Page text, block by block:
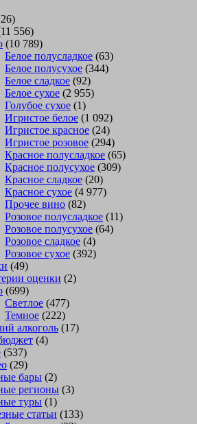
556)
(10 789)
Белое полусладкое (63)
Белое полусухое (344)
Белое сладкое (92)
Белое сухое (2 955)
Голубое сухое (1)
Игристое белое (1 092)
Игристое красное (24)
Игристое розовое (294)
Красное полусладкое (65)
Красное полусухое (309)
Красное сладкое (20)
Красное сухое (4 977)
Прочее вино (82)
Розовое полусладкое (11)
Розовое полусухое (64)
Розовое сладкое (4)
Розовое сухое (392)
(49)
оценки (2)
(699)
Светлое (477)
Темное (222)
алкоголь (17)
(4)
(537)
(29)
бары (2)
регионы (3)
туры (1)
статьи (133)